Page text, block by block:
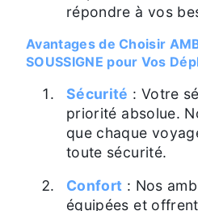
répondre à vos
Avantages de Choisir
SOUSSIGNE pour Vos
Sécurité : Votre
priorité absolue.
que chaque
toute sécurité.
Confort : Nos
équipées et